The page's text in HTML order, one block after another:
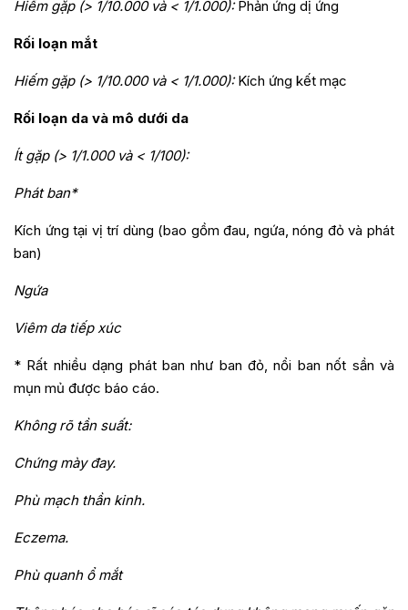
Hiếm gặp (> 1/10.000 và < 1/1.000):Phản ứng dị ứng
Rối loạn mắt
Hiếm gặp (> 1/10.000 và < 1/1.000):Kích ứng kết mạc
Rối loạn da và mô dưới da
Ít gặp (> 1/1.000 và < 1/100):
Phát ban*
Kích ứng tại vị trí dùng (bao gồm đau, ngứa, nóng đỏ và phát
ban)
Ngứa
Viêm da tiếp xúc
* Rất nhiều dạng phát ban như ban đỏ, nổi ban nốt sần và
mụn mủ được báo cáo.
Không rõ tần suất:
Chứng mày đay.
Phù mạch thần kinh.
Eczema.
Phù quanh ổ mắt